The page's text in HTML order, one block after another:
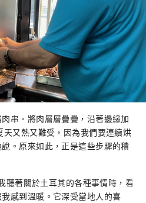
串。將肉層層疊疊，沿著邊緣加
又熱又難受，因為我們要連續烘
。原來如此，正是這些步驟的積
聽著關於土耳其的各種事情時，看
感到溫暖。它深受當地人的喜